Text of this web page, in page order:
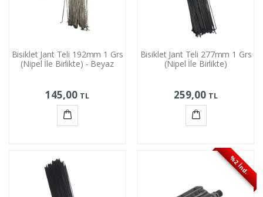
Bisiklet Jant Teli 192mm 1 Grs
(Nipel İle Birlikte) - Beyaz
145,00 TL
Bisiklet Jant Teli 277mm 1 Grs
(Nipel İle Birlikte)
259,00 TL
%2 İnd.